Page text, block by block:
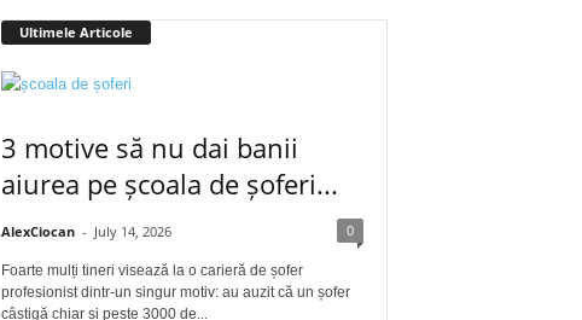
Ultimele Articole
3 motive să nu dai banii
aiurea pe școala de șoferi...
AlexCiocan - July 14, 2026 0
Foarte mulți tineri visează la o carieră de șofer
profesionist dintr-un singur motiv: au auzit că un șofer
câștigă chiar și peste 3000 de...